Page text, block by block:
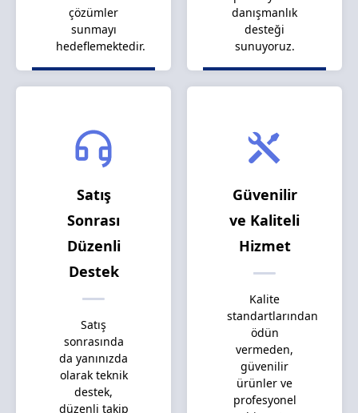
çözümler
sunmayı
hedeflemektedir.
danışmanlık
desteği
sunuyoruz.
Satış
Sonrası
Düzenli
Destek
Satış
sonrasında
da yanınızda
olarak teknik
destek,
düzenli takip
Güvenilir
ve Kaliteli
Hizmet
Kalite
standartlarından
ödün
vermeden,
güvenilir
ürünler ve
profesyonel